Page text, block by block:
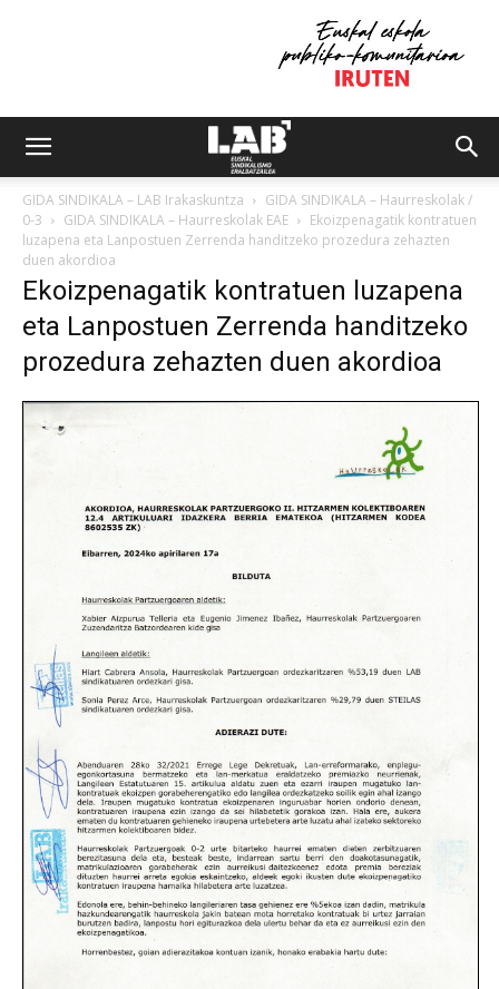
GIDA SINDIKALA – LAB Irakaskuntza
GIDA SINDIKALA – Haurreskolak /
0-3
GIDA SINDIKALA – Haurreskolak EAE
Ekoizpenagatik kontratuen
luzapena eta Lanpostuen Zerrenda handitzeko prozedura zehazten
duen akordioa
Ekoizpenagatik kontratuen luzapena
eta Lanpostuen Zerrenda handitzeko
prozedura zehazten duen akordioa